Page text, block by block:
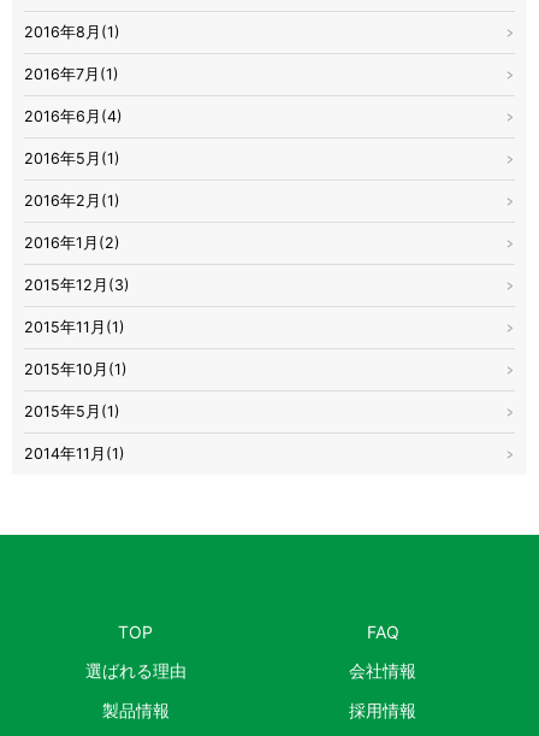
2016年8月(1)
2016年7月(1)
2016年6月(4)
2016年5月(1)
2016年2月(1)
2016年1月(2)
2015年12月(3)
2015年11月(1)
2015年10月(1)
2015年5月(1)
2014年11月(1)
TOP
選ばれる理由
製品情報
FAQ
会社情報
採用情報